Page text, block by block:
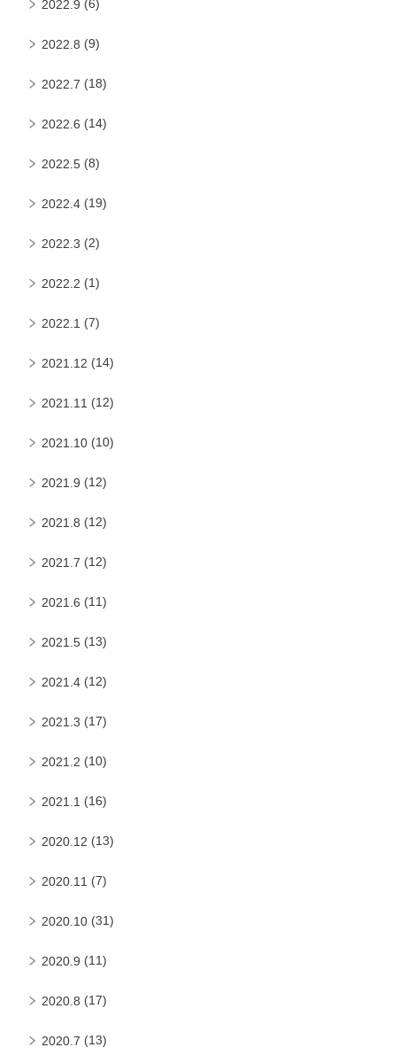
2022.9 (6)
2022.8 (9)
2022.7 (18)
2022.6 (14)
2022.5 (8)
2022.4 (19)
2022.3 (2)
2022.2 (1)
2022.1 (7)
2021.12 (14)
2021.11 (12)
2021.10 (10)
2021.9 (12)
2021.8 (12)
2021.7 (12)
2021.6 (11)
2021.5 (13)
2021.4 (12)
2021.3 (17)
2021.2 (10)
2021.1 (16)
2020.12 (13)
2020.11 (7)
2020.10 (31)
2020.9 (11)
2020.8 (17)
2020.7 (13)